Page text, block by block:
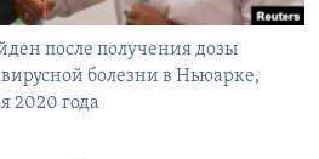
после получения дозы
болезни в Ньюарке,
2020 года